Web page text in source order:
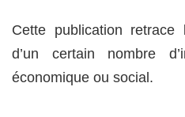
Cette publication retrace
d’un certain nombre
économique ou social.